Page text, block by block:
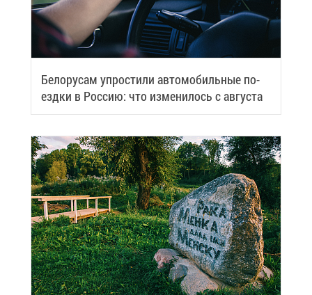
Бе­ло­ру­сам упро­сти­ли ав­то­мо­биль­ные по­
езд­ки в Рос­сию: что из­ме­ни­лось с ав­гу­ста